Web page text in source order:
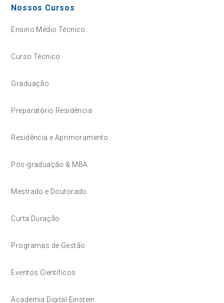
Nossos Cursos
Ensino Médio Técnico
Curso Técnico
Graduação
Preparatório Residência
Residência e Aprimoramento
Pós-graduação & MBA
Mestrado e Doutorado
Curta Duração
Programas de Gestão
Eventos Científicos
Academia Digital Einstein